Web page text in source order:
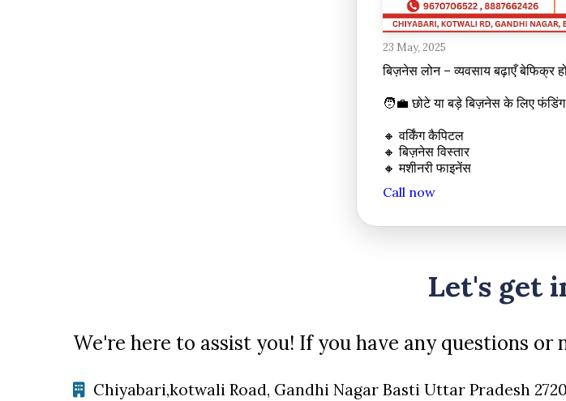
23 May, 2025
बिज़नेस लोन – व्यवसाय बढ़ाएँ बेफिक्र
🧑💼 छोटे या बड़े बिज़नेस के लिए
🔸 वर्किंग कैपिटल
🔸 बिज़नेस विस्तार
🔸 मशीनरी फाइनेंस
Call now
Let's get
We're here to assist you! If you have any questions
Chiyabari,kotwali Road, Gandhi Nagar Basti Uttar Pradesh